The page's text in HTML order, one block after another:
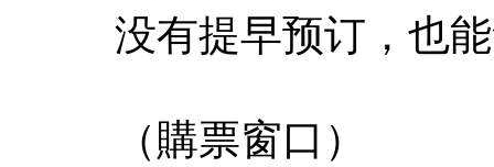
没有提早预订，也
（購票窗口）